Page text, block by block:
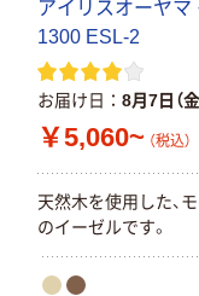
アイリスオーヤマ
1300 ESL-2
お届け日 8月7日（金
￥5,060~ （税込）
天然木を使用した、
のイーゼルです。